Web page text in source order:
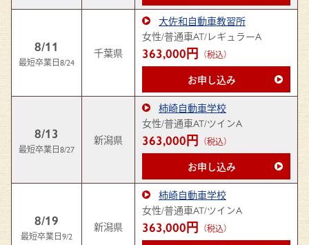
8/11
最短卒業日8/24
千葉県
大佐和自動車教習所
女性/普通車AT/レギュラーA
363,000円 （税込）
お申し込み
8/13
最短卒業日8/27
新潟県
柿崎自動車学校
女性/普通車AT/ツインA
363,000円 （税込）
お申し込み
8/19
最短卒業日9/2
新潟県
柿崎自動車学校
女性/普通車AT/ツインA
363,000円 （税込）